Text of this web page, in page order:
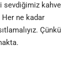
sevdiğimiz kahve
ne kadar
Çünkü